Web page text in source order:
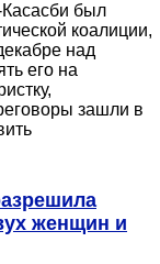
был
коалиции,
над
его на
зашли в
женщин и